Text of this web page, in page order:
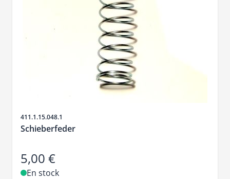
SKU
411.1.15.048.1
Schieberfeder
5,00 €
En stock